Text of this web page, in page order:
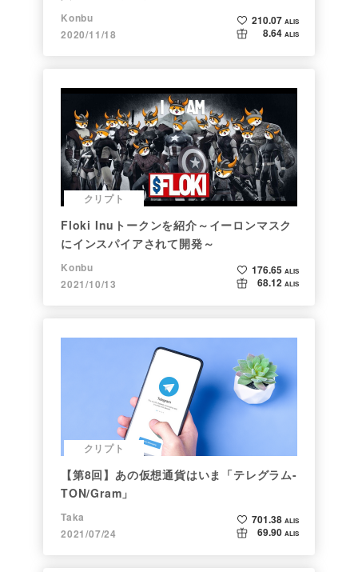
い方初心者編～
Konbu
2020/11/18
210.07 ALIS
8.64 ALIS
クリプト
Floki Inuトークンを紹介～イーロンマスク
にインスパイアされて開発～
Konbu
2021/10/13
176.65 ALIS
68.12 ALIS
クリプト
【第8回】あの仮想通貨はいま「テレグラム-
TON/Gram」
Taka
2021/07/24
701.38 ALIS
69.90 ALIS